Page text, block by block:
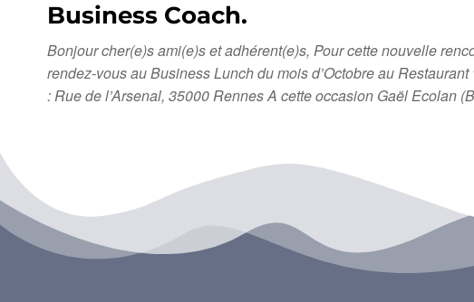
Business Coach.
Bonjour cher(e)s ami(e)s et adhérent(e)s, Pour cette nouvelle
rendez-vous au Business Lunch du mois d’Octobre au
: Rue de l’Arsenal, 35000 Rennes A cette occasion Gaël Ecolan